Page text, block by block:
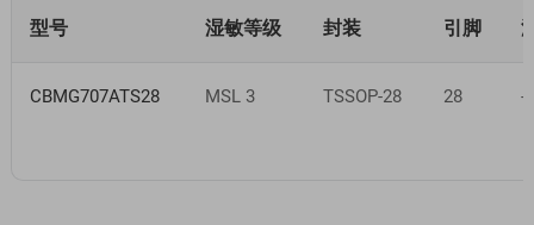
型号 湿敏等级 封装 引脚
CBMG707ATS28 MSL 3 TSSOP-28 28 -